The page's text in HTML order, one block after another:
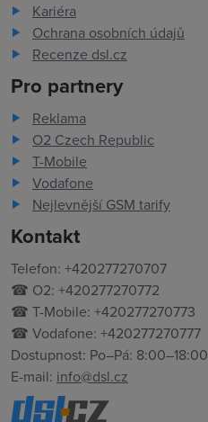
Kariéra
Ochrana osobních údajů
Recenze dsl.cz
Pro partnery
Reklama
O2 Czech Republic
T-Mobile
Vodafone
Nejlevnější GSM tarify
Kontakt
Telefon: +420277270707
☎ O2: +420277270772
☎ T-Mobile: +420277270773
☎ Vodafone: +420277270777
Dostupnost: Po–Pá: 8:00–18:00
E-mail: info@dsl.cz